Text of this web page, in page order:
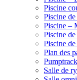
Piscine
Piscine
Piscine –
Piscine
Piscine
Plan des
Pumptrack
Salle de